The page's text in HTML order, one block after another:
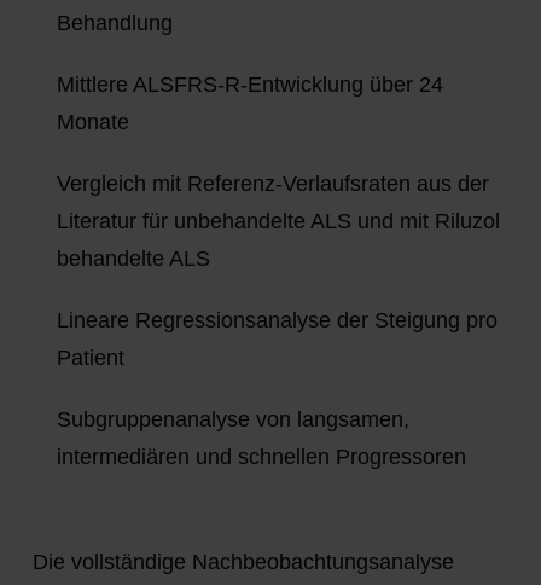
Behandlung
Mittlere ALSFRS-R-Entwicklung über 24
Monate
Vergleich mit Referenz-Verlaufsraten aus der
Literatur für unbehandelte ALS und mit Riluzol
behandelte ALS
Lineare Regressionsanalyse der Steigung pro
Patient
Subgruppenanalyse von langsamen,
intermediären und schnellen Progressoren
Die vollständige Nachbeobachtungsanalyse